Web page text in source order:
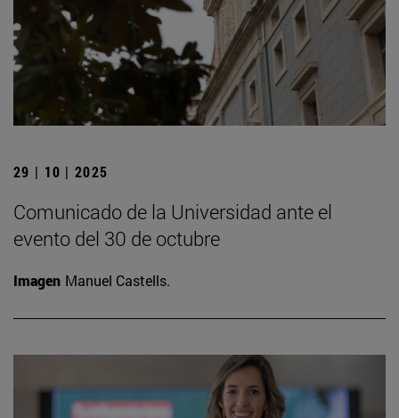
29 | 10 | 2025
Comunicado de la Universidad ante el
evento del 30 de octubre
Imagen Manuel Castells.